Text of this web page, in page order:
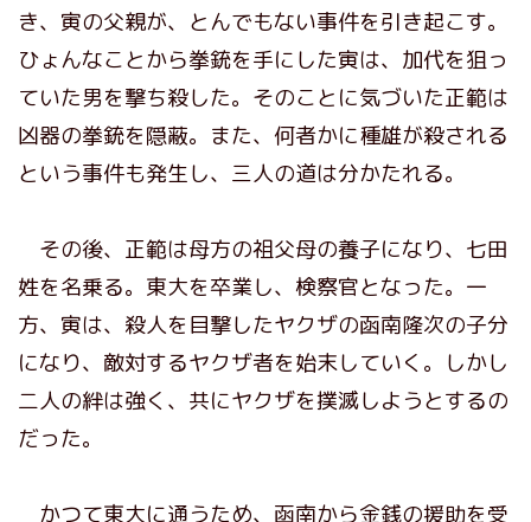
き、寅の父親が、とんでもない事件を引き起こす。
ひょんなことから拳銃を手にした寅は、加代を狙っ
ていた男を撃ち殺した。そのことに気づいた正範は
凶器の拳銃を隠蔽。また、何者かに種雄が殺される
という事件も発生し、三人の道は分かたれる。
その後、正範は母方の祖父母の養子になり、七田
姓を名乗る。東大を卒業し、検察官となった。一
方、寅は、殺人を目撃したヤクザの函南隆次の子分
になり、敵対するヤクザ者を始末していく。しかし
二人の絆は強く、共にヤクザを撲滅しようとするの
だった。
かつて東大に通うため、函南から金銭の援助を受